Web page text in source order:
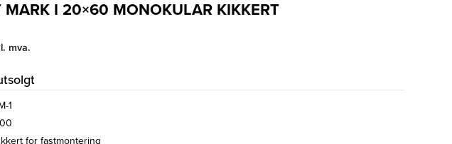
MARK I 20×60 MONOKULAR KIKKERT
mva.
1
for fastmontering